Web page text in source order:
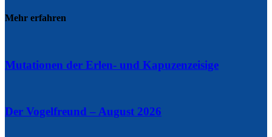
Mehr erfahren
Mutationen der Erlen- und Kapuzenzeisige
Der Vogelfreund – August 2026